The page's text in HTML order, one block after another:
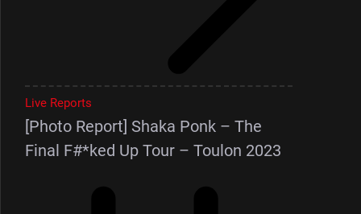
Live Reports
[Photo Report] Shaka Ponk – The
Final F#*ked Up Tour – Toulon 2023